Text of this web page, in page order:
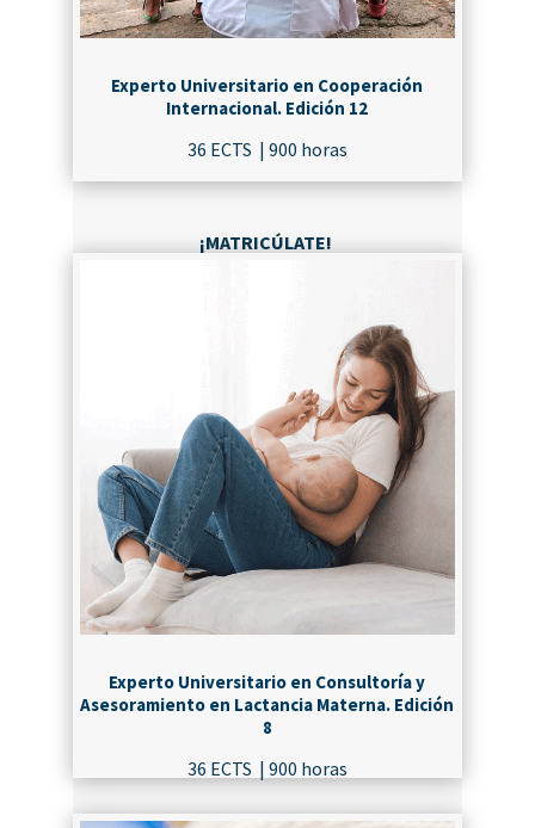
Experto Universitario en Cooperación
Internacional. Edición 12
36 ECTS | 900 horas
¡MATRICÚLATE!
Experto Universitario en Consultoría y
Asesoramiento en Lactancia Materna. Edición
8
36 ECTS | 900 horas